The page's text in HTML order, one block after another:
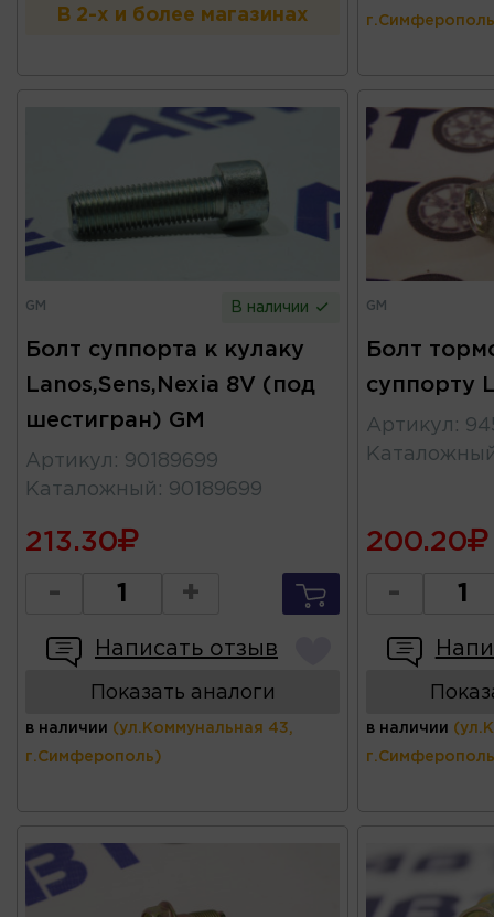
В 2-х и более магазинах
GM В наличии
Болт суппорта к кулаку
Lanos,Sens,Nexia 8V (под
шестигран) GM
Артикул : 90189699
Каталожный : 90189699
213.30
- +
Написать отзыв
Показать аналоги
в наличии (ул.Коммунальная 43,
г.Симферополь)
GM
Болт
суппорту
Артикул :
200.20
-
в наличии